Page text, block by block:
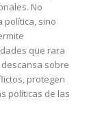
No
política, sino
que rara
sobre
protegen
políticas de las